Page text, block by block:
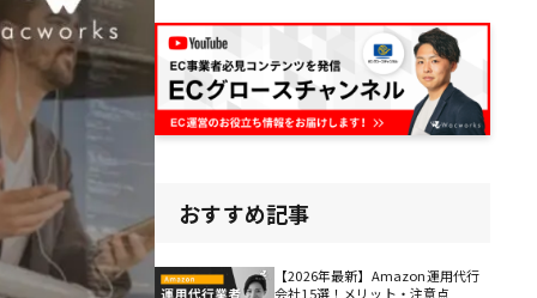
おすすめ記事
【2026年最新】Amazon運用代行
会社15選！メリット・注意点